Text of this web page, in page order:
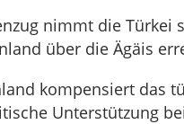
nimmt die Türkei
über die Ägäis
kompensiert das
Unterstützung